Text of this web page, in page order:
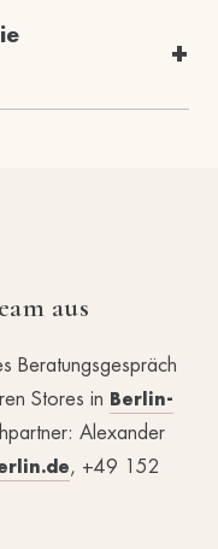
aus
Beratungsgespräch
Stores in Berlin-
Alexander
, +49 152